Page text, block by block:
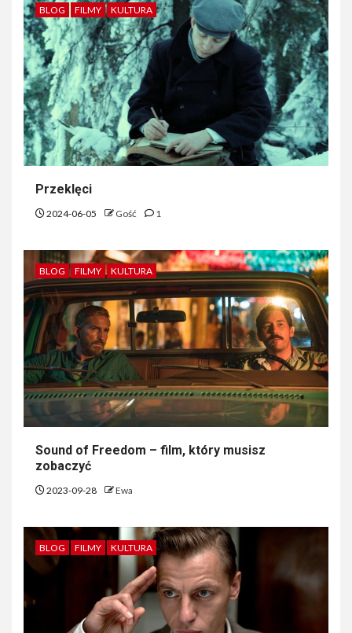
BLOG FILMY KULTURA
Przeklęci
2024-06-05 Gość 1
BLOG FILMY KULTURA
Sound of Freedom – film, który musisz
zobaczyć
2023-09-28 Ewa
BLOG FILMY KULTURA